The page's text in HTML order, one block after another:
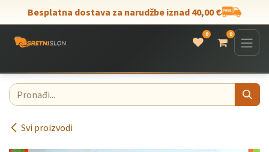
Skip to Content
Besplatna dostava za narudžbe iznad 40,00 €
0 0
Svi proizvodi